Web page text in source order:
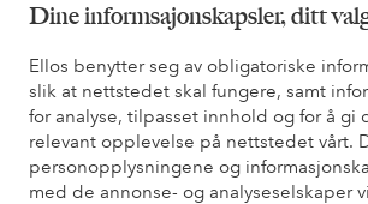
Dine informsajonskapsler, ditt
Ellos benytter seg av obligatoriske
slik at nettstedet skal fungere, samt
for analyse, tilpasset innhold og for å gi
relevant opplevelse på nettstedet vårt.
personopplysningene og
med de annonse- og analyseselskaper
* Se tilbudsvilkår ved registrering
Trenger du hjelp?
Du finner svar på de vanligste spørsmålene i
også informasjon om hvordan du kan